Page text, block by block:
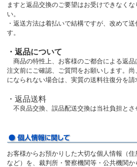
ますと返品交換のご要望はお受けできなく
い。
・返送方法は着払いで結構ですが、改めて
す。
・返品について
商品の特性上、お客様のご都合による返品
注文前にご確認、ご質問をお願いします。尚
になられない場合は、実質の送料往復分を請
・返品送料
不良品交換、誤品配送交換は当社負担とさ
お客様からお預かりした大切な個人情報（
など）を、裁判所・警察機関等・公共機関